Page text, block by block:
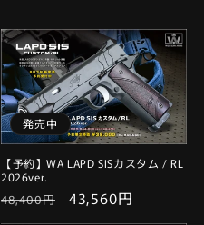
発売中
【予約】WA LAPD SISカスタム / RL
2026ver.
通
48,400円
セ
43,560円